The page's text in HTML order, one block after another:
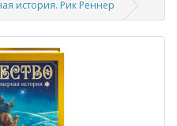
история. Рик Реннер